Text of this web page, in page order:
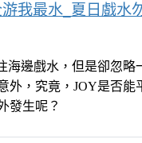
我最水_夏日戲水
海邊戲水，但是卻忽略
外，究竟，JOY是否能
發生呢？